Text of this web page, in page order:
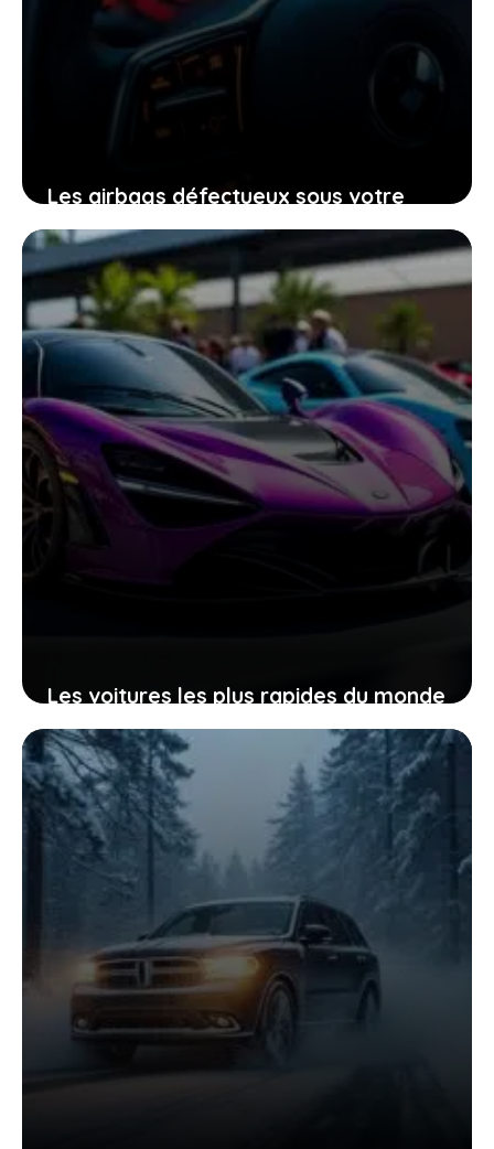
Les airbags défectueux sous votre
volant : ce que vous devez faire sans
attendre
9 décembre 2025
Les voitures les plus rapides du monde
9 décembre 2025